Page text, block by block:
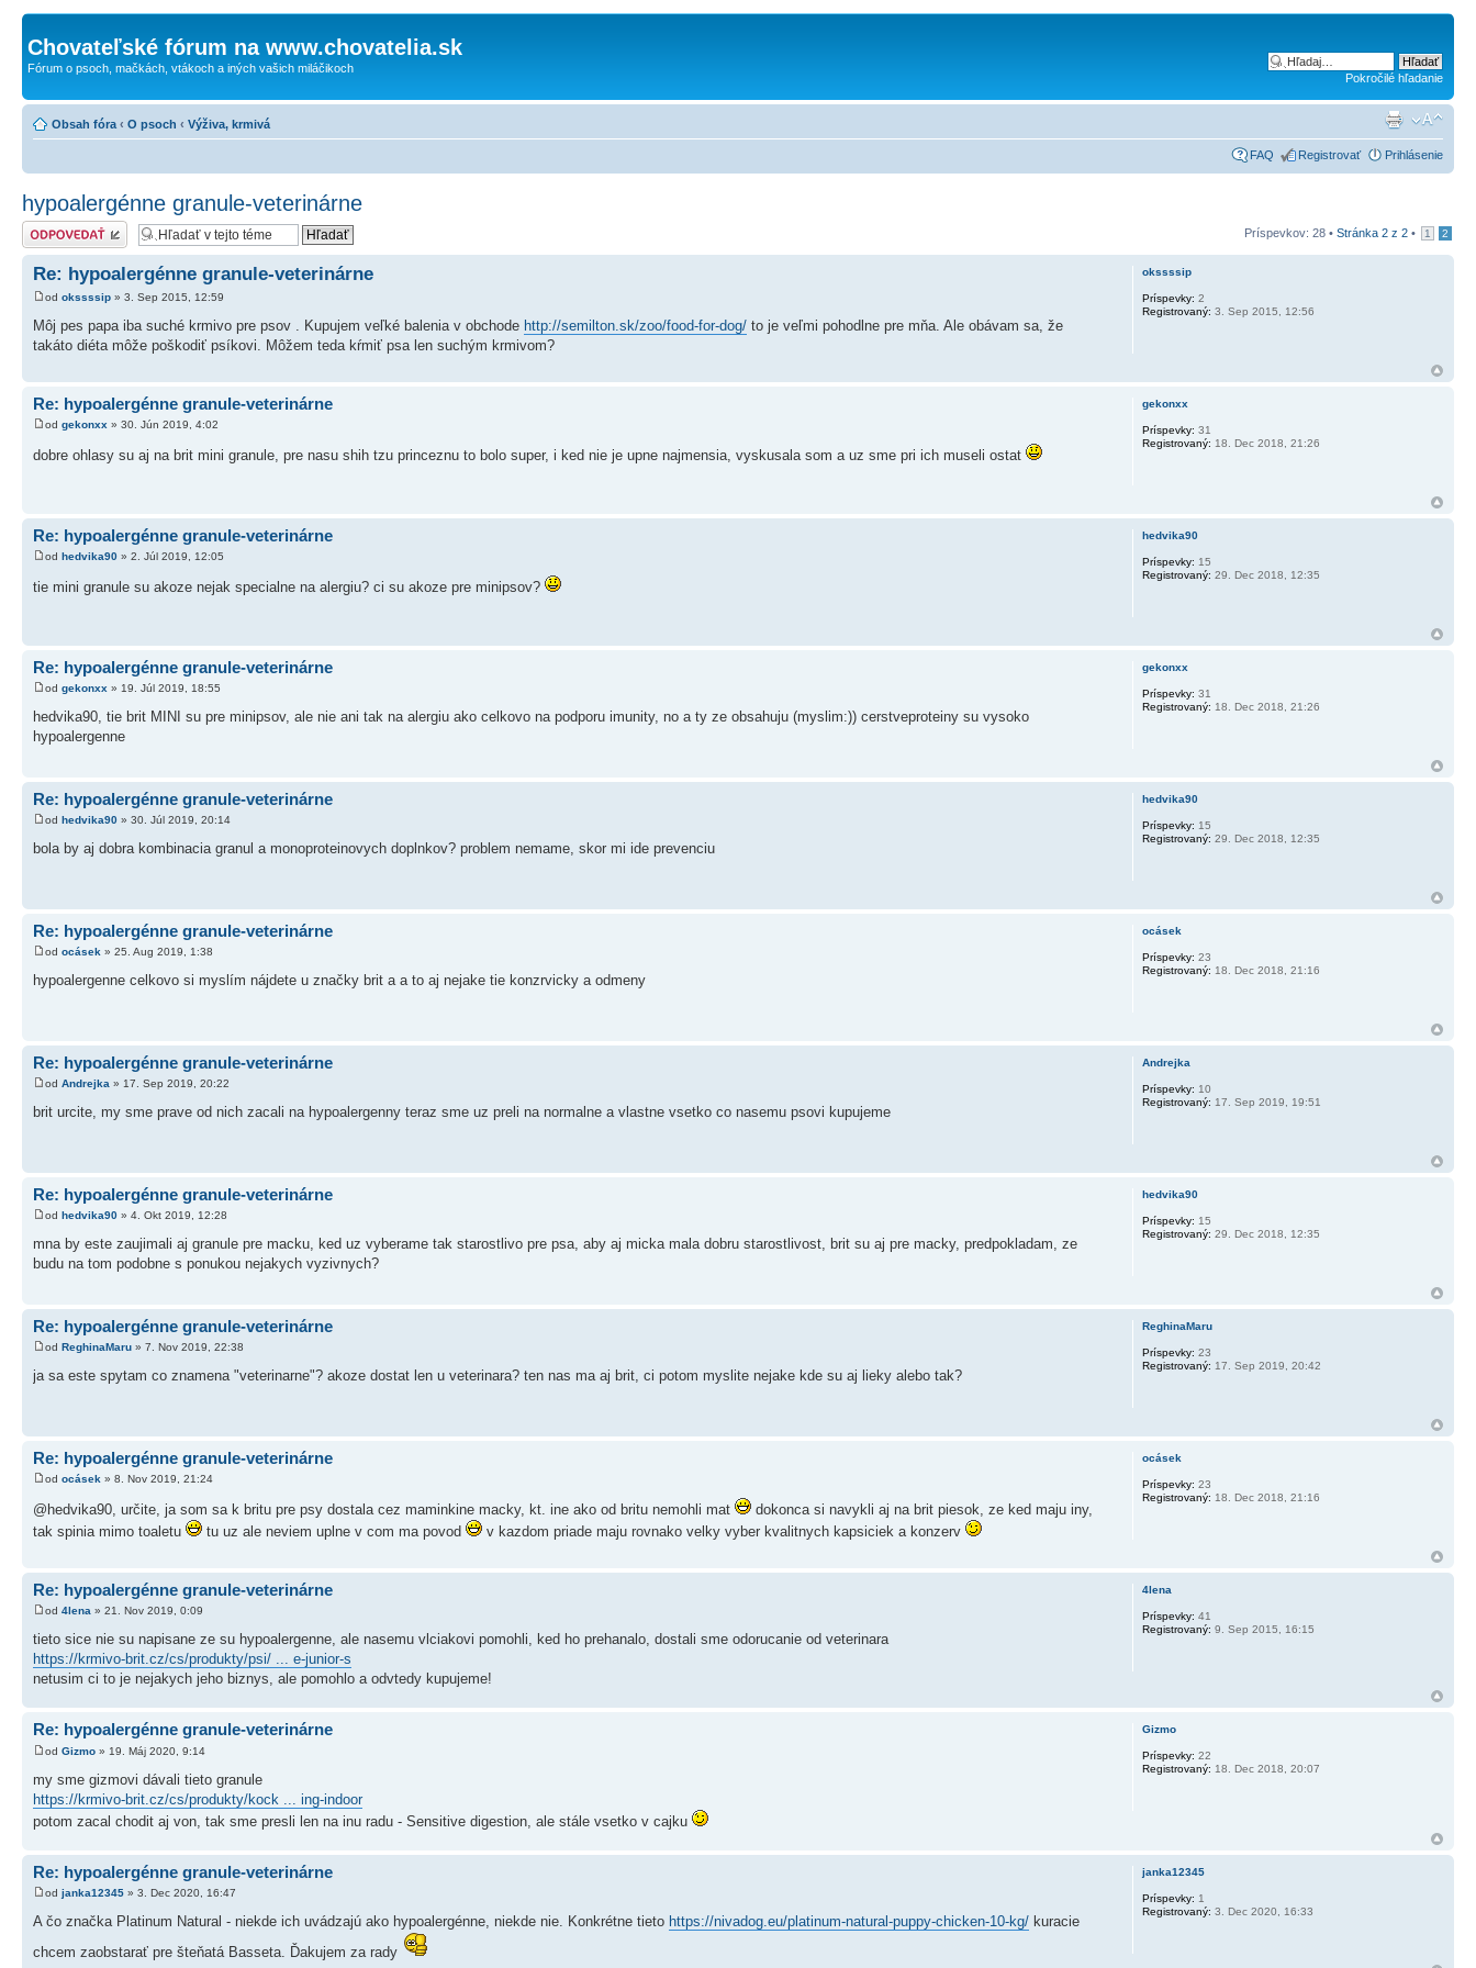
Chovateľské fórum na www.chovatelia.sk
Fórum o psoch, mačkách, vtákoch a iných vašich miláčikoch
Pokročilé hľadanie
Obsah fóra ‹ O psoch ‹ Výživa, krmivá
FAQ Registrovať Prihlásenie
hypoalergénne granule-veterinárne
Odoslať odpoveď Príspevkov: 28 • Stránka 2 z 2 • 1 2
Re: hypoalergénne granule-veterinárne
od okssssip » 3. Sep 2015, 12:59
Môj pes papa iba suché krmivo pre psov . Kupujem veľké balenia v obchode http://semilton.sk/zoo/food-for-dog/ to je veľmi pohodlne pre mňa. Ale obávam sa, že
takáto diéta môže poškodiť psíkovi. Môžem teda kŕmiť psa len suchým krmivom?
okssssip
Príspevky: 2
Registrovaný: 3. Sep 2015, 12:56
Re: hypoalergénne granule-veterinárne
od gekonxx » 30. Jún 2019, 4:02
dobre ohlasy su aj na brit mini granule, pre nasu shih tzu princeznu to bolo super, i ked nie je upne najmensia, vyskusala som a uz sme pri ich museli ostat
gekonxx
Príspevky: 31
Registrovaný: 18. Dec 2018, 21:26
Re: hypoalergénne granule-veterinárne
od hedvika90 » 2. Júl 2019, 12:05
tie mini granule su akoze nejak specialne na alergiu? ci su akoze pre minipsov?
hedvika90
Príspevky: 15
Registrovaný: 29. Dec 2018, 12:35
Re: hypoalergénne granule-veterinárne
od gekonxx » 19. Júl 2019, 18:55
hedvika90, tie brit MINI su pre minipsov, ale nie ani tak na alergiu ako celkovo na podporu imunity, no a ty ze obsahuju (myslim:)) cerstveproteiny su vysoko
hypoalergenne
gekonxx
Príspevky: 31
Registrovaný: 18. Dec 2018, 21:26
Re: hypoalergénne granule-veterinárne
od hedvika90 » 30. Júl 2019, 20:14
bola by aj dobra kombinacia granul a monoproteinovych doplnkov? problem nemame, skor mi ide prevenciu
hedvika90
Príspevky: 15
Registrovaný: 29. Dec 2018, 12:35
Re: hypoalergénne granule-veterinárne
od ocásek » 25. Aug 2019, 1:38
hypoalergenne celkovo si myslím nájdete u značky brit a a to aj nejake tie konzrvicky a odmeny
ocásek
Príspevky: 23
Registrovaný: 18. Dec 2018, 21:16
Re: hypoalergénne granule-veterinárne
od Andrejka » 17. Sep 2019, 20:22
brit urcite, my sme prave od nich zacali na hypoalergenny teraz sme uz preli na normalne a vlastne vsetko co nasemu psovi kupujeme
Andrejka
Príspevky: 10
Registrovaný: 17. Sep 2019, 19:51
Re: hypoalergénne granule-veterinárne
od hedvika90 » 4. Okt 2019, 12:28
mna by este zaujimali aj granule pre macku, ked uz vyberame tak starostlivo pre psa, aby aj micka mala dobru starostlivost, brit su aj pre macky, predpokladam, ze
budu na tom podobne s ponukou nejakych vyzivnych?
hedvika90
Príspevky: 15
Registrovaný: 29. Dec 2018, 12:35
Re: hypoalergénne granule-veterinárne
od ReghinaMaru » 7. Nov 2019, 22:38
ja sa este spytam co znamena "veterinarne"? akoze dostat len u veterinara? ten nas ma aj brit, ci potom myslite nejake kde su aj lieky alebo tak?
ReghinaMaru
Príspevky: 23
Registrovaný: 17. Sep 2019, 20:42
Re: hypoalergénne granule-veterinárne
od ocásek » 8. Nov 2019, 21:24
@hedvika90, určite, ja som sa k britu pre psy dostala cez maminkine macky, kt. ine ako od britu nemohli mat
dokonca si navykli aj na brit piesok, ze ked maju iny,
tak spinia mimo toaletu
tu uz ale neviem uplne v com ma povod v kazdom priade maju rovnako velky vyber kvalitnych kapsiciek a konzerv
ocásek
Príspevky: 23
Registrovaný: 18. Dec 2018, 21:16
Re: hypoalergénne granule-veterinárne
od 4lena » 21. Nov 2019, 0:09
tieto sice nie su napisane ze su hypoalergenne, ale nasemu vlciakovi pomohli, ked ho prehanalo, dostali sme odorucanie od veterinara
https://krmivo-brit.cz/cs/produkty/psi/ ... e-junior-s
netusim ci to je nejakych jeho biznys, ale pomohlo a odvtedy kupujeme!
4lena
Príspevky: 41
Registrovaný: 9. Sep 2015, 16:15
Re: hypoalergénne granule-veterinárne
od Gizmo » 19. Máj 2020, 9:14
my sme gizmovi dávali tieto granule
https://krmivo-brit.cz/cs/produkty/kock ... ing-indoor
potom zacal chodit aj von, tak sme presli len na inu radu - Sensitive digestion, ale stále vsetko v cajku
Gizmo
Príspevky: 22
Registrovaný: 18. Dec 2018, 20:07
Re: hypoalergénne granule-veterinárne
od janka12345 » 3. Dec 2020, 16:47
A čo značka Platinum Natural - niekde ich uvádzajú ako hypoalergénne, niekde nie. Konkrétne tieto https://nivadog.eu/platinum-natural-puppy-chicken-10-kg/ kuracie
chcem zaobstarať pre šteňatá Basseta. Ďakujem za rady
janka12345
Príspevky: 1
Registrovaný: 3. Dec 2020, 16:33